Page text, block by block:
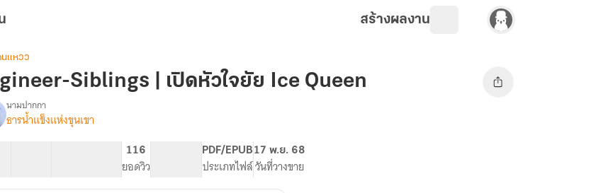
สร้างผลงาน
นแหวว
Siblings | เปิดหัวใจยัย Ice Queen
นามปากกา
ธารน้ำแข็งแห่งขุนเขา
116
ยอดวิว
PDF/EPUB
ประเภทไฟล์
17 พ.ย. 68
วันที่วางขาย